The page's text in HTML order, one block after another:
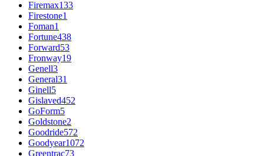
Firemax133
Firestone1
Foman1
Fortune438
Forward53
Fronway19
Genell3
General31
Ginell5
Gislaved452
GoForm5
Goldstone2
Goodride572
Goodyear1072
Greentrac73